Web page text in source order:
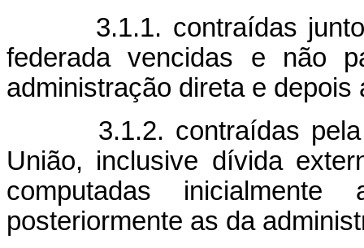
3.1.1. contraídas junto
federada vencidas e não
administração direta e
3.1.2. contraídas pela
União, inclusive dívida
computadas
posteriormente as da